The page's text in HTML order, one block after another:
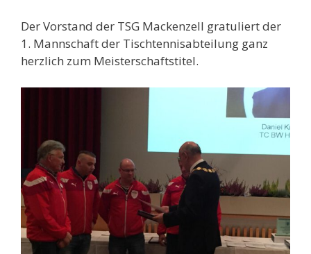
Der Vorstand der TSG Mackenzell gratuliert der
1. Mannschaft der Tischtennisabteilung ganz
herzlich zum Meisterschaftstitel.